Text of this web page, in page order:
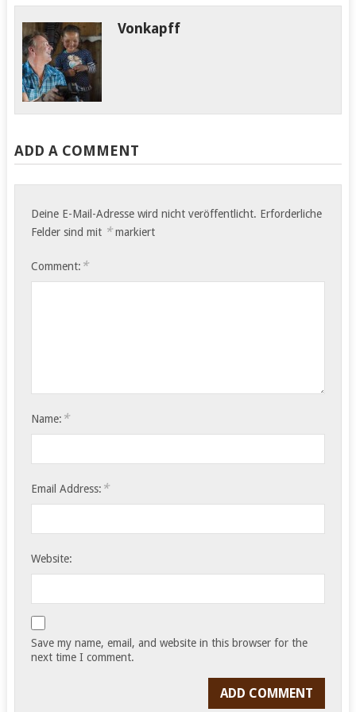
Ranomafana Naturpark
Das Wetter ist grauslig.
Vonkapff
ADD A COMMENT
Deine E-Mail-Adresse wird nicht veröffentlicht. Erforderliche
Felder sind mit *markiert
Comment: *
Name: *
Email Address: *
Website:
Save my name, email, and website in this browser for the
next time I comment.